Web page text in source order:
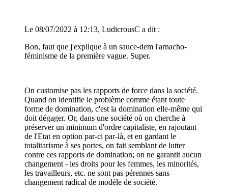
Le 08/07/2022 à 12:13, LudicrousC a dit :
Bon, faut que j'explique à un sauce-dem l'arnacho-
féminisme de la première vague. Super.
On customise pas les rapports de force dans la société.
Quand on identifie le problème comme étant toute
forme de domination, c'est la domination elle-même qui
doit dégager. Or, dans une société où on cherche à
préserver un minimum d'ordre capitaliste, en rajoutant
de l'Etat en option par-ci par-là, et en gardant le
totalitarisme à ses portes, on fait semblant de lutter
contre ces rapports de domination; on ne garantit aucun
changement - les droits pour les femmes, les minorités,
les travailleurs, etc. ne sont pas pérennes sans
changement radical de modèle de société.